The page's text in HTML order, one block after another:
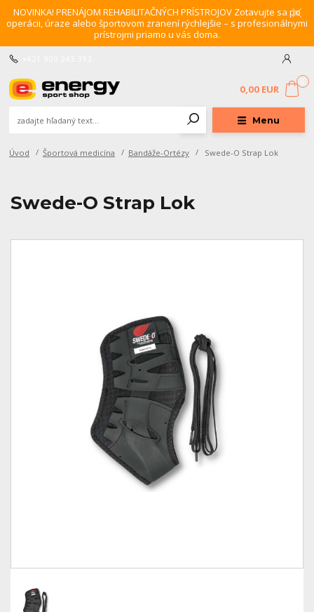
NOVINKA! PRENÁJOM REHABILITAČNÝCH PRÍSTROJOV Zotavujte sa po
operácii, úraze alebo športovom zranení rýchlejšie – s profesionálnymi
prístrojmi priamo u vás doma.
Menu
0,00 EUR
Úvod Športová medicína Bandáže-Ortézy Swede-O Strap Lok
Swede-O Strap Lok